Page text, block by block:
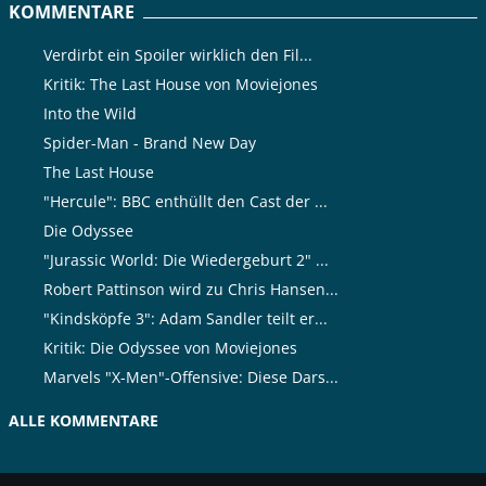
KOMMENTARE
Verdirbt ein Spoiler wirklich den Fil...
Kritik: The Last House von Moviejones
Into the Wild
Spider-Man - Brand New Day
The Last House
"Hercule": BBC enthüllt den Cast der ...
Die Odyssee
"Jurassic World: Die Wiedergeburt 2" ...
Robert Pattinson wird zu Chris Hansen...
"Kindsköpfe 3": Adam Sandler teilt er...
Kritik: Die Odyssee von Moviejones
Marvels "X-Men"-Offensive: Diese Dars...
ALLE KOMMENTARE